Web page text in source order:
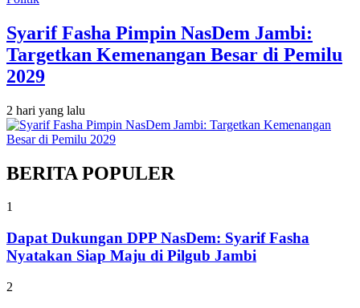
Syarif Fasha Pimpin NasDem Jambi:
Targetkan Kemenangan Besar di Pemilu
2029
2 hari yang lalu
BERITA POPULER
1
Dapat Dukungan DPP NasDem: Syarif Fasha
Nyatakan Siap Maju di Pilgub Jambi
2